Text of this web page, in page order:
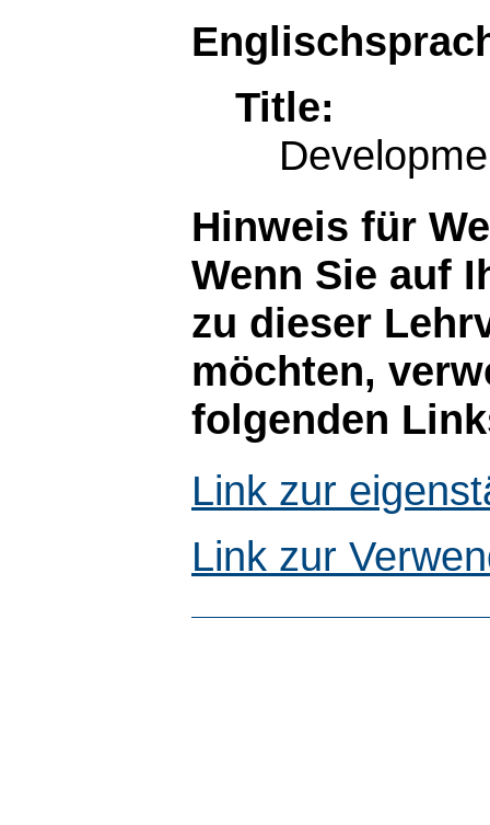
Title:
Hinweis für
Wenn Sie auf
zu dieser
möchten,
folgenden
Link zur
Link zur